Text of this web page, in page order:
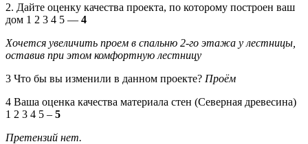
2. Дайте оценку качества проекта, по которому построен ваш
дом 1 2 3 4 5 — 4
Хочется увеличить проем в спальню 2-го этажа у лестницы,
оставив при этом комфортную лестницу
3 Что бы вы изменили в данном проекте? Проём
4 Ваша оценка качества материала стен (Северная древесина)
1 2 3 4 5 – 5
Претензий нет.